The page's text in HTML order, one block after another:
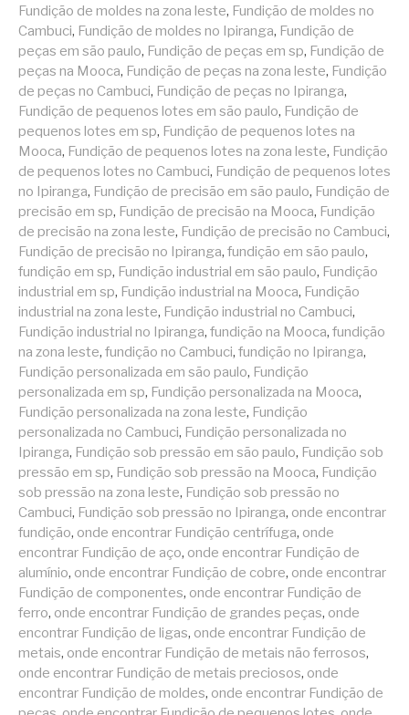
Fundição de moldes na zona leste, Fundição de moldes no
Cambuci, Fundição de moldes no Ipiranga, Fundição de
peças em são paulo, Fundição de peças em sp, Fundição de
peças na Mooca, Fundição de peças na zona leste, Fundição
de peças no Cambuci, Fundição de peças no Ipiranga,
Fundição de pequenos lotes em são paulo, Fundição de
pequenos lotes em sp, Fundição de pequenos lotes na
Mooca, Fundição de pequenos lotes na zona leste, Fundição
de pequenos lotes no Cambuci, Fundição de pequenos lotes
no Ipiranga, Fundição de precisão em são paulo, Fundição de
precisão em sp, Fundição de precisão na Mooca, Fundição
de precisão na zona leste, Fundição de precisão no Cambuci,
Fundição de precisão no Ipiranga, fundição em são paulo,
fundição em sp, Fundição industrial em são paulo, Fundição
industrial em sp, Fundição industrial na Mooca, Fundição
industrial na zona leste, Fundição industrial no Cambuci,
Fundição industrial no Ipiranga, fundição na Mooca, fundição
na zona leste, fundição no Cambuci, fundição no Ipiranga,
Fundição personalizada em são paulo, Fundição
personalizada em sp, Fundição personalizada na Mooca,
Fundição personalizada na zona leste, Fundição
personalizada no Cambuci, Fundição personalizada no
Ipiranga, Fundição sob pressão em são paulo, Fundição sob
pressão em sp, Fundição sob pressão na Mooca, Fundição
sob pressão na zona leste, Fundição sob pressão no
Cambuci, Fundição sob pressão no Ipiranga, onde encontrar
fundição, onde encontrar Fundição centrífuga, onde
encontrar Fundição de aço, onde encontrar Fundição de
alumínio, onde encontrar Fundição de cobre, onde encontrar
Fundição de componentes, onde encontrar Fundição de
ferro, onde encontrar Fundição de grandes peças, onde
encontrar Fundição de ligas, onde encontrar Fundição de
metais, onde encontrar Fundição de metais não ferrosos,
onde encontrar Fundição de metais preciosos, onde
encontrar Fundição de moldes, onde encontrar Fundição de